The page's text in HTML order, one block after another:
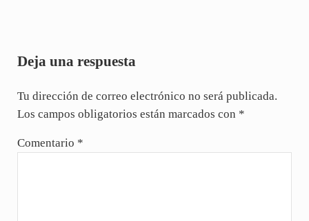
Deja una respuesta
Tu dirección de correo electrónico no será publicada.
Los campos obligatorios están marcados con *
Comentario *